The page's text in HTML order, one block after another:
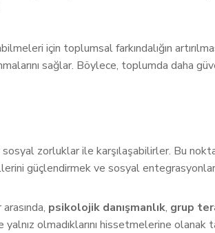
için toplumsal farkındalığın
sağlar. Böylece, toplumda daha
zorluklar ile karşılaşabilirler. Bu
güçlendirmek ve sosyal
psikolojik danışmanlık, grup
olmadıklarını hissetmelerine